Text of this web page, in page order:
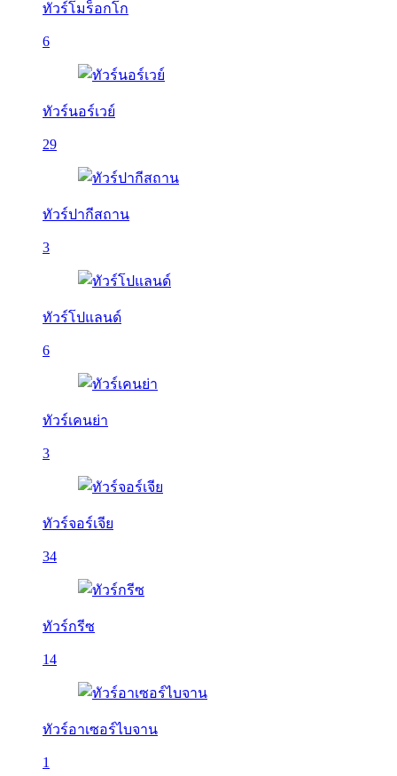
ทัวร์โมร็อกโก
6
ทัวร์นอร์เวย์
29
ทัวร์ปากีสถาน
3
ทัวร์โปแลนด์
6
ทัวร์เคนย่า
3
ทัวร์จอร์เจีย
34
ทัวร์กรีซ
14
ทัวร์อาเซอร์ไบจาน
1